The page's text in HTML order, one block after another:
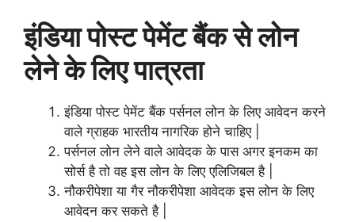
इंडिया पोस्ट पेमेंट बैंक से लोन
लेने के लिए पात्रता
इंडिया पोस्ट पेमेंट बैंक पर्सनल लोन के लिए आवेदन करने
वाले ग्राहक भारतीय नागरिक होने चाहिए |
पर्सनल लोन लेने वाले आवेदक के पास अगर इनकम का
सोर्स है तो वह इस लोन के लिए एलिजिबल है |
नौकरीपेशा या गैर नौकरीपेशा आवेदक इस लोन के लिए
आवेदन कर सकते है |